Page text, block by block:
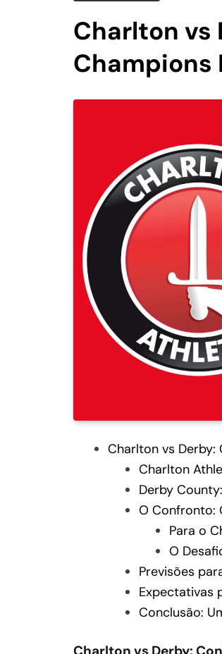
Charlton vs
Champions
Charlton vs Derby:
Charlton
Derby
O Confronto:
Para o
O
Previsões
Expectativas
Conclusão: